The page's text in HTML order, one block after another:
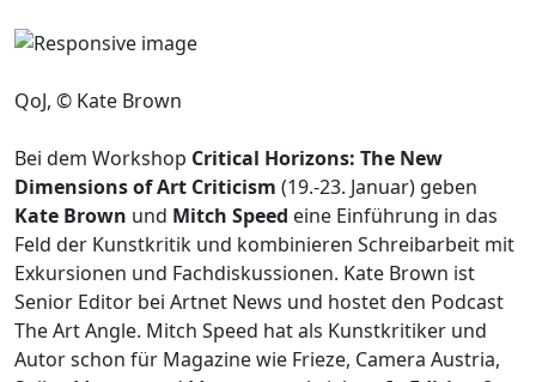
QoJ, © Kate Brown
Bei dem Workshop Critical Horizons: The New
Dimensions of Art Criticism (19.-23. Januar) geben
Kate Brown und Mitch Speed eine Einführung in das
Feld der Kunstkritik und kombinieren Schreibarbeit mit
Exkursionen und Fachdiskussionen. Kate Brown ist
Senior Editor bei Artnet News und hostet den Podcast
The Art Angle. Mitch Speed hat als Kunstkritiker und
Autor schon für Magazine wie Frieze, Camera Austria,